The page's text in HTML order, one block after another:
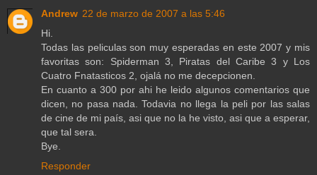
Andrew 22 de marzo de 2007 a las 5:46
Hi.
Todas las peliculas son muy esperadas en este 2007 y mis
favoritas son: Spiderman 3, Piratas del Caribe 3 y Los
Cuatro Fnatasticos 2, ojalá no me decepcionen.
En cuanto a 300 por ahi he leido algunos comentarios que
dicen, no pasa nada. Todavia no llega la peli por las salas
de cine de mi país, asi que no la he visto, asi que a esperar,
que tal sera.
Bye.
Responder